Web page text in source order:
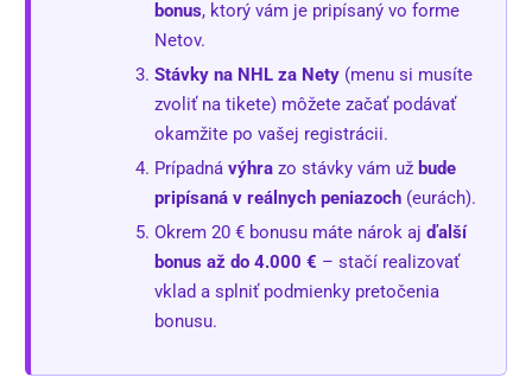
bonus, ktorý vám je pripísaný vo forme
Netov.
Stávky na NHL za Nety (menu si musíte
zvoliť na tikete) môžete začať podávať
okamžite po vašej registrácii.
Prípadná výhra zo stávky vám už bude
pripísaná v reálnych peniazoch (eurách).
Okrem 20 € bonusu máte nárok aj ďalší
bonus až do 4.000 € – stačí realizovať
vklad a splniť podmienky pretočenia
bonusu.